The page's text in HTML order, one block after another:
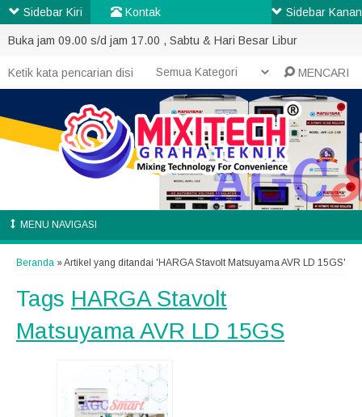
Buka jam 09.00 s/d jam 17.00 , Sabtu & Hari Besar Libur
MENCARI
MENU NAVIGASI
Beranda »Artikel yang ditandai 'HARGA Stavolt Matsuyama AVR LD 15GS'
Tags HARGA Stavolt
Matsuyama AVR LD 15GS
Sidebar Kiri Kontak Sidebar Kanan